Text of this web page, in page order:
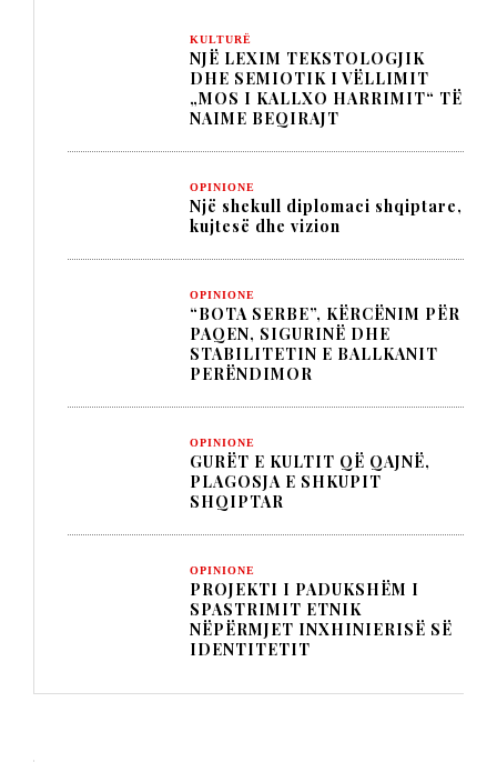
KULTURË
NJË LEXIM TEKSTOLOGJIK
DHE SEMIOTIK I VËLLIMIT
„MOS I KALLXO HARRIMIT“ TË
NAIME BEQIRAJT
OPINIONE
Një shekull diplomaci shqiptare,
kujtesë dhe vizion
OPINIONE
“BOTA SERBE”, KËRCËNIM PËR
PAQEN, SIGURINË DHE
STABILITETIN E BALLKANIT
PERËNDIMOR
OPINIONE
GURËT E KULTIT QË QAJNË,
PLAGOSJA E SHKUPIT
SHQIPTAR
OPINIONE
PROJEKTI I PADUKSHËM I
SPASTRIMIT ETNIK
NËPËRMJET INXHINIERISË SË
IDENTITETIT